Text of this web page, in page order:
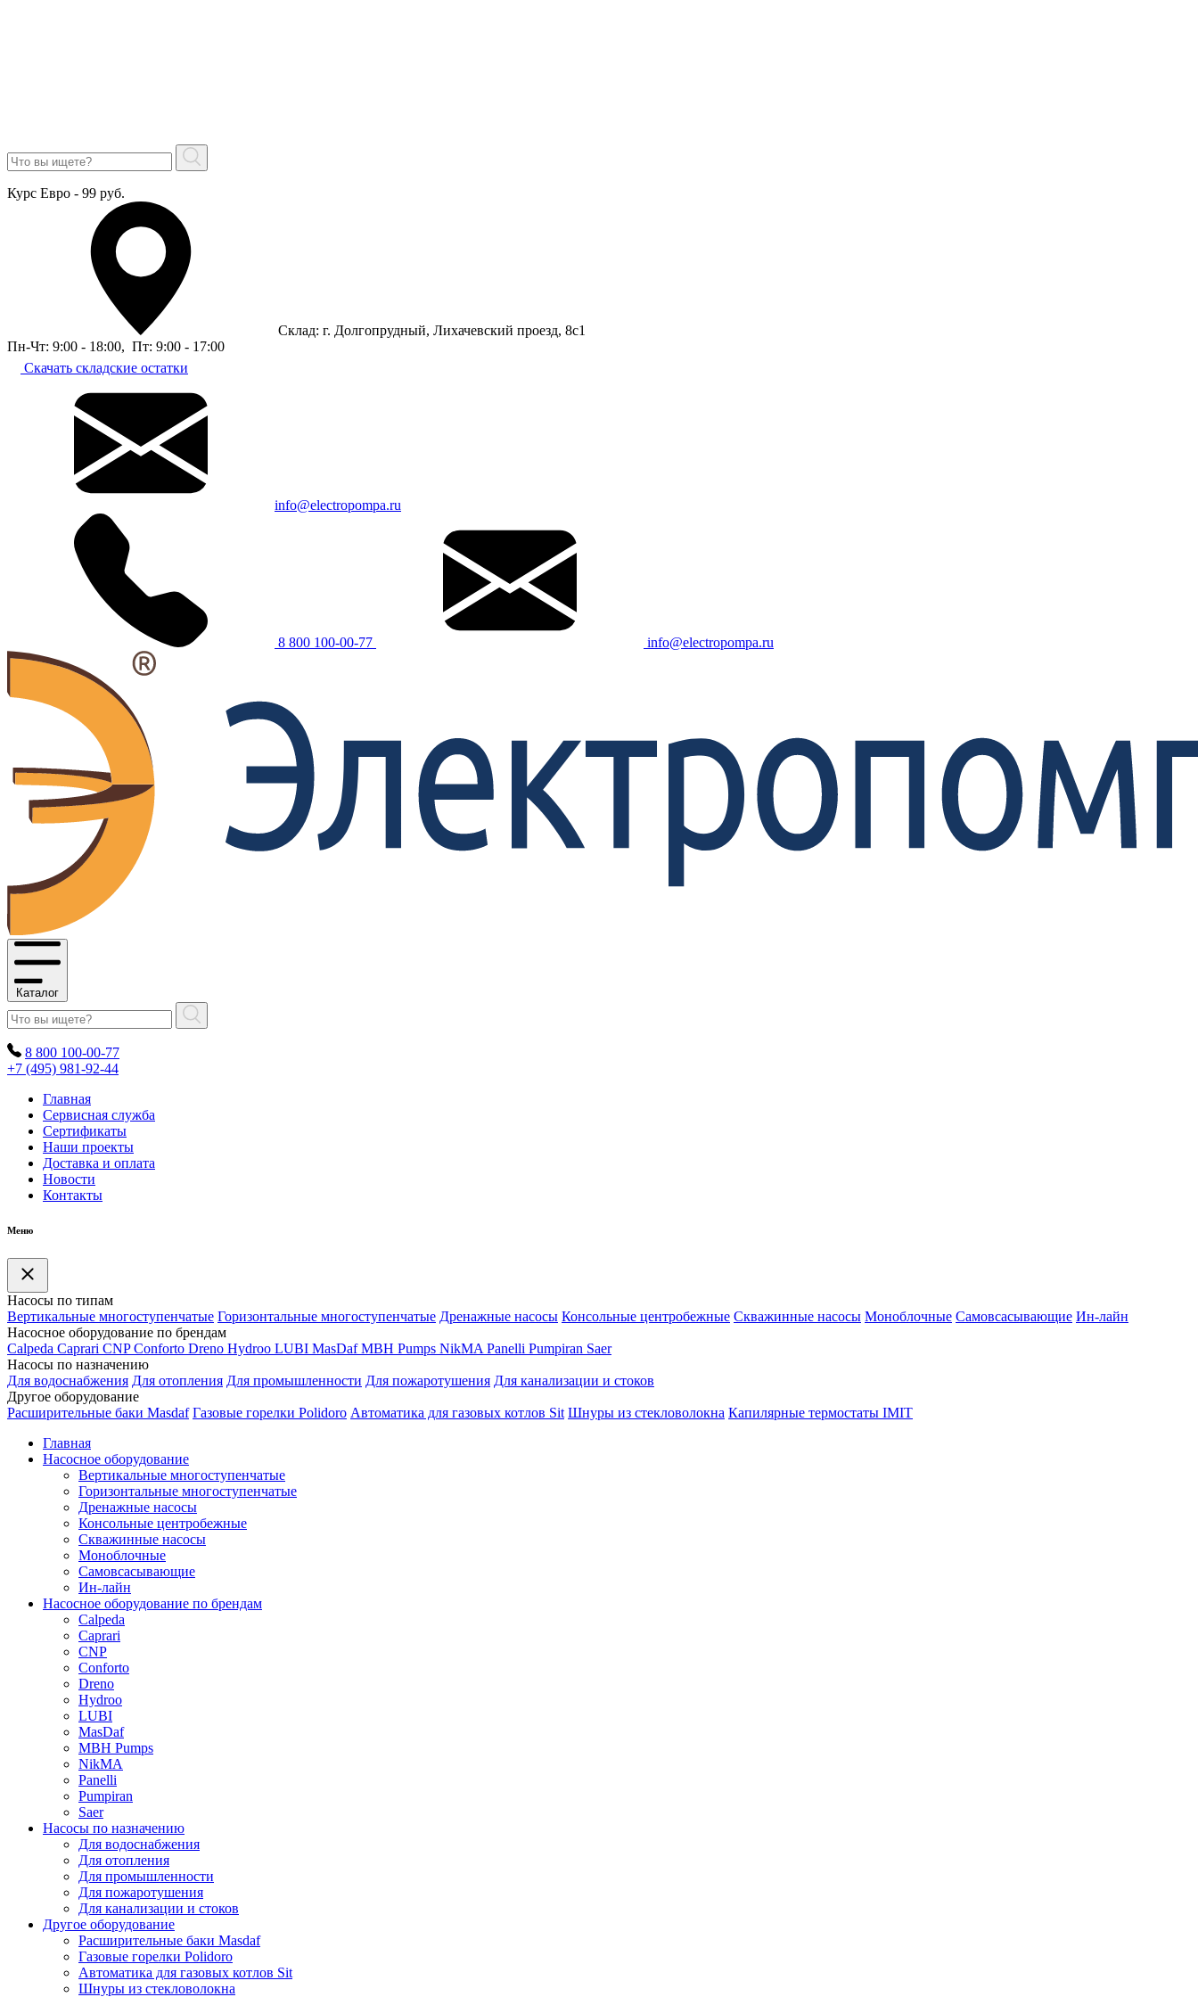
Курс Евро - 99 руб.
Склад: г. Долгопрудный, Лихачевский проезд, 8c1
Пн-Чт: 9:00 - 18:00, Пт: 9:00 - 17:00
Скачать складские остатки
info@electropompa.ru
8 800 100-00-77 info@electropompa.ru
Каталог
8 800 100-00-77
+7 (495) 981-92-44
Главная
Сервисная служба
Сертификаты
Наши проекты
Доставка и оплата
Новости
Контакты
Меню
Насосы по типам
Вертикальные многоступенчатые Горизонтальные многоступенчатые Дренажные насосы Консольные центробежные Скважинные насосы Моноблочные Самовсасывающие Ин-лайн
Насосное оборудование по брендам
Calpeda Caprari CNP Conforto Dreno Hydroo LUBI MasDaf MBH Pumps NikMA Panelli Pumpiran Saer
Насосы по назначению
Для водоснабжения Для отопления Для промышленности Для пожаротушения Для канализации и стоков
Другое оборудование
Расширительные баки Masdaf Газовые горелки Polidoro Автоматика для газовых котлов Sit Шнуры из стекловолокна Капилярные термостаты IMIT
Главная
Насосное оборудование
Вертикальные многоступенчатые
Горизонтальные многоступенчатые
Дренажные насосы
Консольные центробежные
Скважинные насосы
Моноблочные
Самовсасывающие
Ин-лайн
Насосное оборудование по брендам
Calpeda
Caprari
CNP
Conforto
Dreno
Hydroo
LUBI
MasDaf
MBH Pumps
NikMA
Panelli
Pumpiran
Saer
Насосы по назначению
Для водоснабжения
Для отопления
Для промышленности
Для пожаротушения
Для канализации и стоков
Другое оборудование
Расширительные баки Masdaf
Газовые горелки Polidoro
Автоматика для газовых котлов Sit
Шнуры из стекловолокна